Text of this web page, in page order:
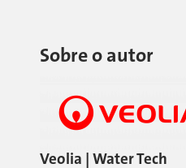
Sobre o autor
Veolia | Water Tech